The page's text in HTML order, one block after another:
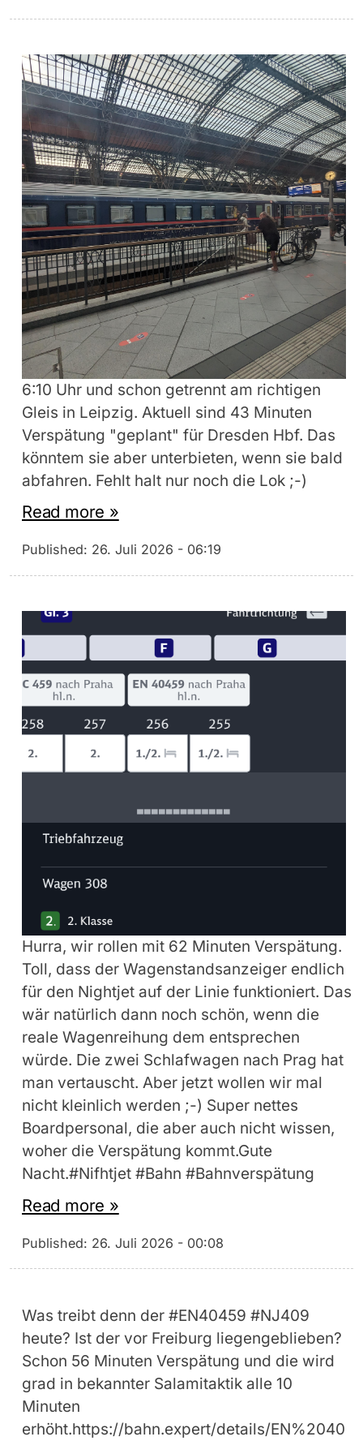
6:10 Uhr und schon getrennt am richtigen
Gleis in Leipzig. Aktuell sind 43 Minuten
Verspätung "geplant" für Dresden Hbf. Das
könntem sie aber unterbieten, wenn sie bald
abfahren. Fehlt halt nur noch die Lok ;-)
Read more »
Published: 26. Juli 2026 - 06:19
Hurra, wir rollen mit 62 Minuten Verspätung.
Toll, dass der Wagenstandsanzeiger endlich
für den Nightjet auf der Linie funktioniert. Das
wär natürlich dann noch schön, wenn die
reale Wagenreihung dem entsprechen
würde. Die zwei Schlafwagen nach Prag hat
man vertauscht. Aber jetzt wollen wir mal
nicht kleinlich werden ;-) Super nettes
Boardpersonal, die aber auch nicht wissen,
woher die Verspätung kommt.Gute
Nacht.#Nifhtjet #Bahn #Bahnverspätung
Read more »
Published: 26. Juli 2026 - 00:08
Was treibt denn der #EN40459 #NJ409
heute? Ist der vor Freiburg liegengeblieben?
Schon 56 Minuten Verspätung und die wird
grad in bekannter Salamitaktik alle 10
Minuten
erhöht.https://bahn.expert/details/EN%2040